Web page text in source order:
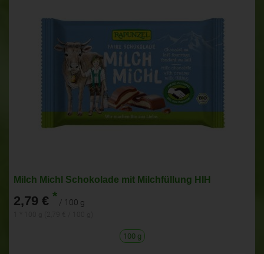
Milch Michl Schokolade mit Milchfüllung HIH
2,79 € * / 100 g
100 g